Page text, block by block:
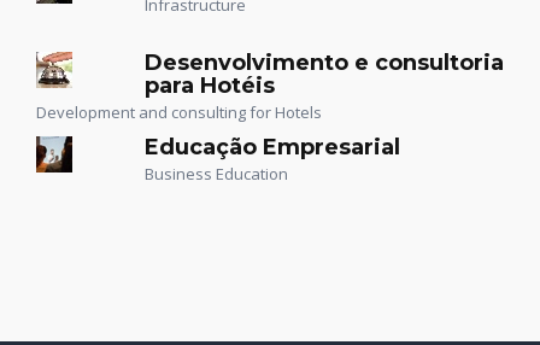
Infrastructure
Desenvolvimento e consultoria
para Hotéis
Development and consulting for Hotels
Educação Empresarial
Business Education